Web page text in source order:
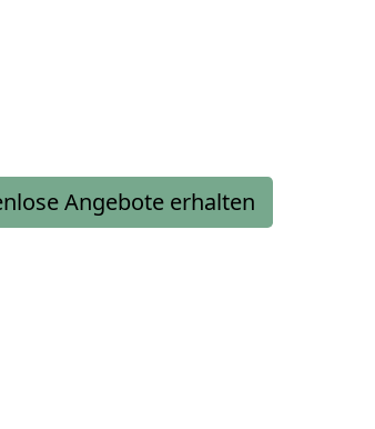
Angebote erhalten